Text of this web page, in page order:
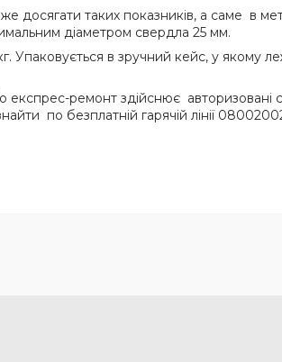
досягати таких показників, а саме в
діаметром свердла 25 мм.
Упаковується в зручний кейс, у якому
експрес-ремонт здійснює авторизовані
по безплатній гарячій лінії